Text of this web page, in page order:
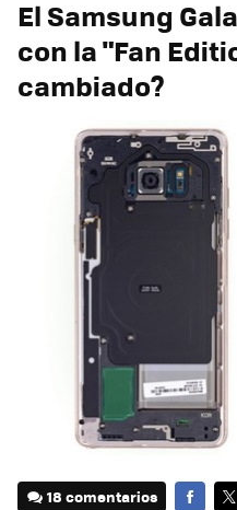
El Samsung
con la "Fan
cambiado?
18 comentarios